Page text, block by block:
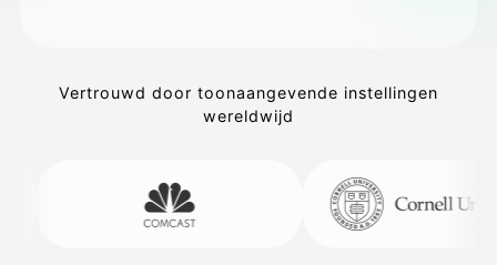
Vertrouwd door toonaangevende instellingen
wereldwijd